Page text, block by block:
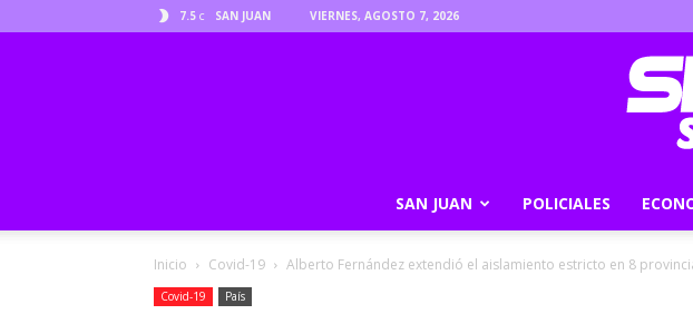
7.5 C SAN JUAN VIERNES, AGOSTO 7, 2026
SAN JUAN POLICIALES
Inicio Covid-19 Alberto Fernández extendió el aislamiento estricto en 8
Covid-19 País